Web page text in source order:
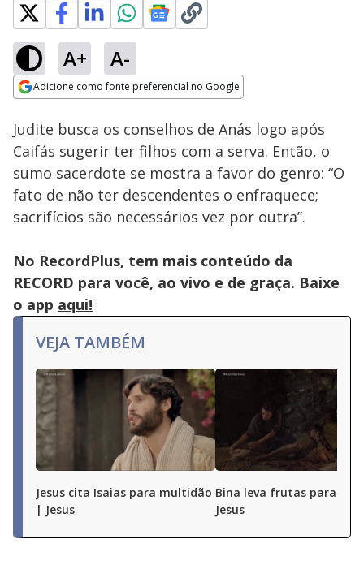
A+ A-
Adicione como fonte preferencial no Google
Ativar
Loaded
71.68%
Judite busca os conselhos de Anás logo após
Caifás sugerir ter filhos com a serva. Então, o
sumo sacerdote se mostra a favor do genro: “O
fato de não ter descendentes o enfraquece;
sacrifícios são necessários vez por outra”.
No RecordPlus, tem mais conteúdo da
RECORD para você, ao vivo e de graça. Baixe
o app aqui!
VEJA TAMBÉM
Jesus cita Isaias para multidão
| Jesus
Bina leva frutas para
Jesus